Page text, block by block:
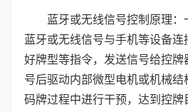
蓝牙或无线信号控制原理
蓝牙或无线信号与手机等设备
好牌型等指令，发送信号给控
号后驱动内部微型电机或机械结
码牌过程中进行干预，达到控牌